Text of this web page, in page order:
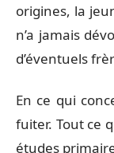
origines, la
n’a jamais
d’éventuels
En ce qui
fuiter. Tout ce
études